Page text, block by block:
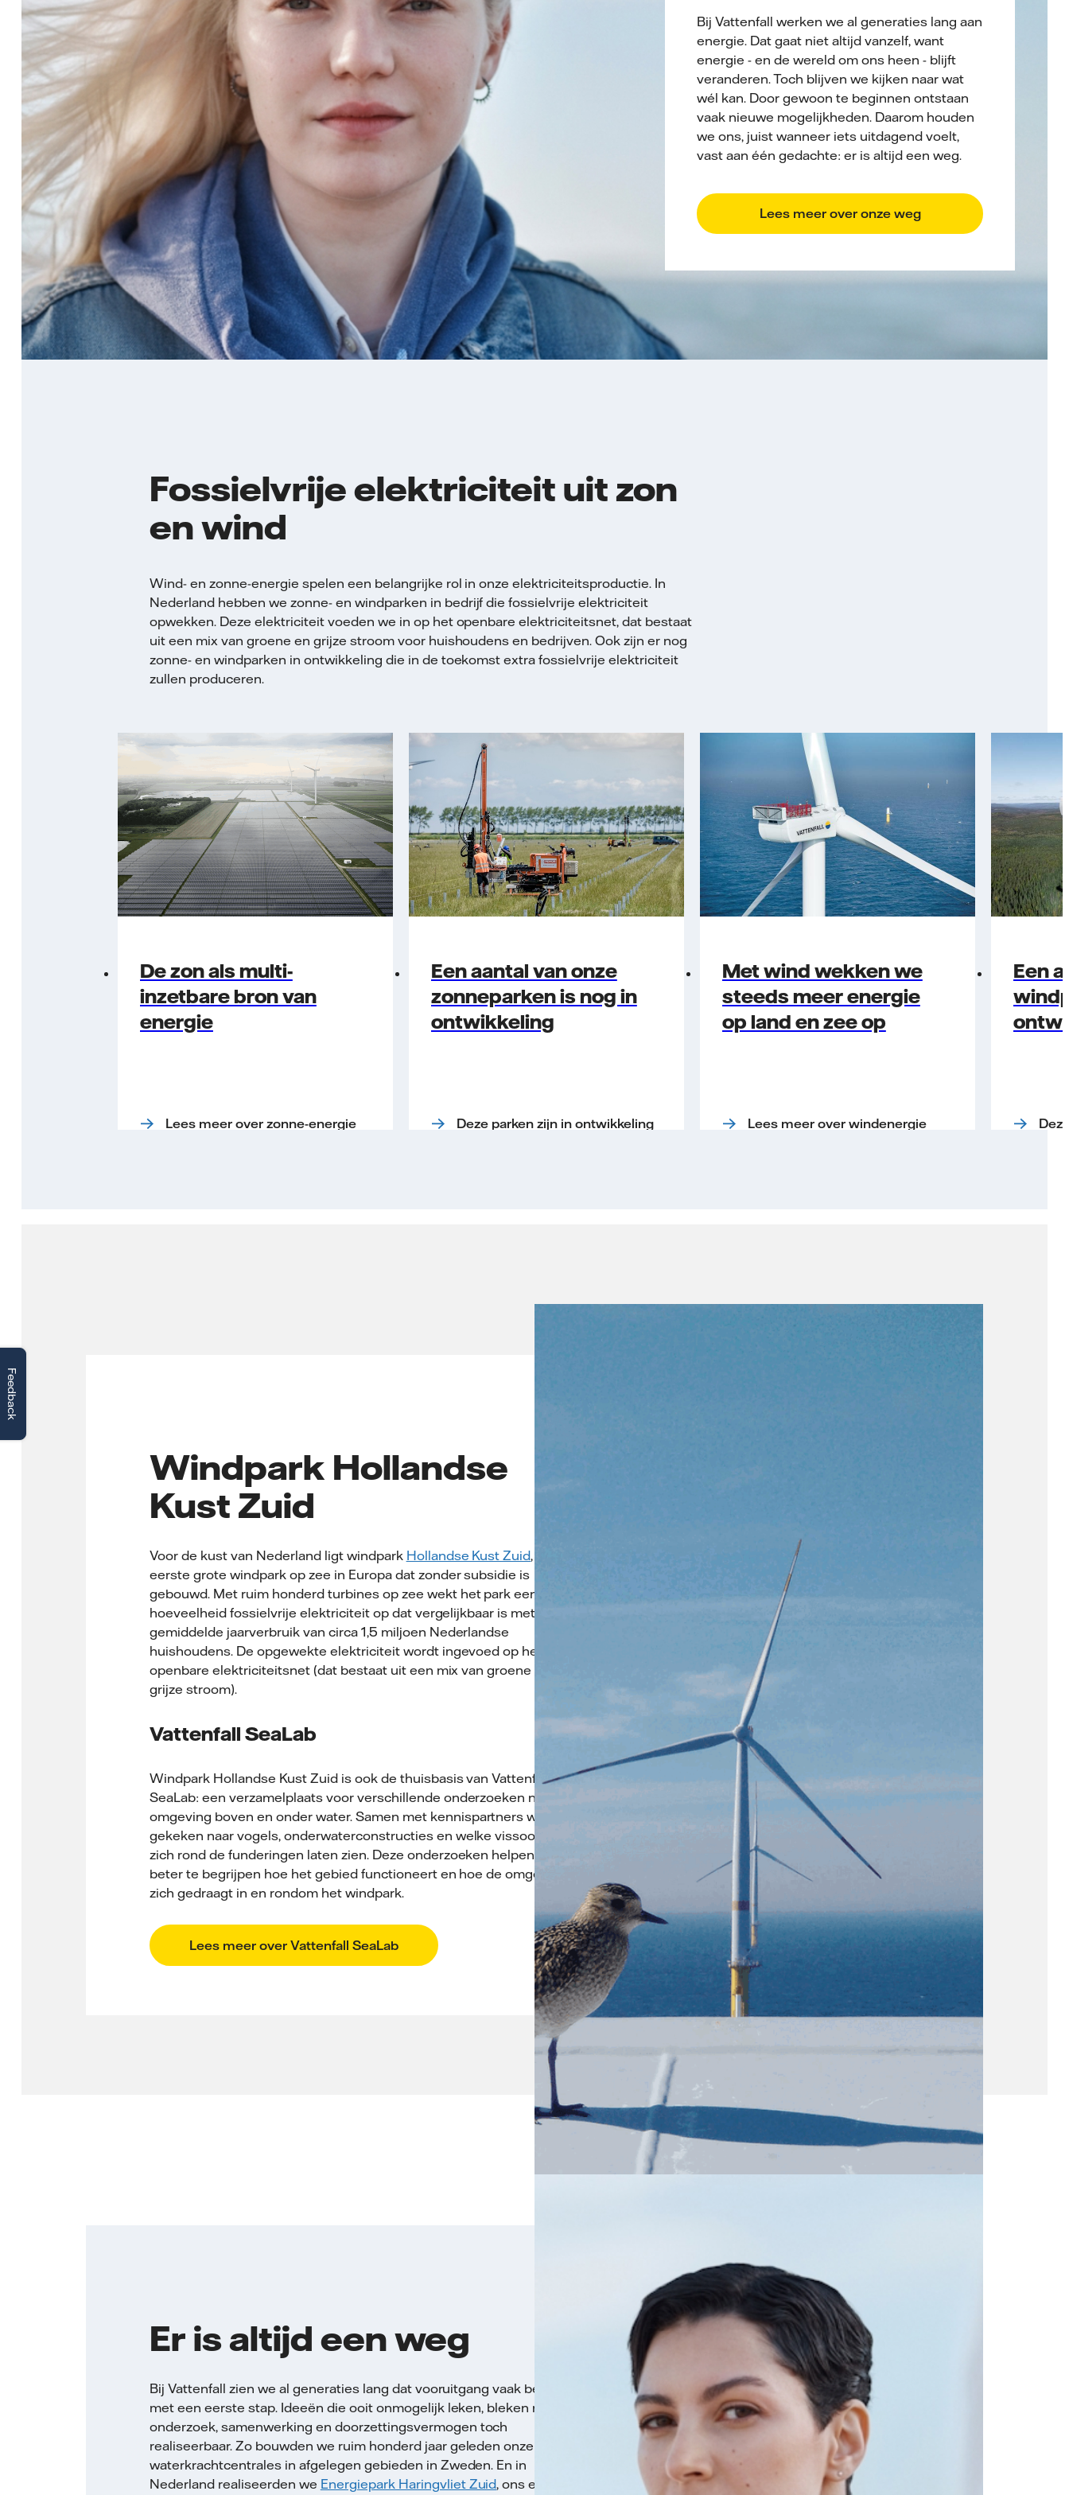
Bij Vattenfall werken we al generaties lang aan
energie. Dat gaat niet altijd vanzelf, want
energie - en de wereld om ons heen - blijft
veranderen. Toch blijven we kijken naar wat
wél kan. Door gewoon te beginnen ontstaan
vaak nieuwe mogelijkheden. Daarom houden
we ons, juist wanneer iets uitdagend voelt,
vast aan één gedachte: er is altijd een weg.
Lees meer over onze weg
Fossielvrije elektriciteit uit zon
en wind
Wind- en zonne-energie spelen een belangrijke rol in onze elektriciteitsproductie. In
Nederland hebben we zonne- en windparken in bedrijf die fossielvrije elektriciteit
opwekken. Deze elektriciteit voeden we in op het openbare elektriciteitsnet, dat bestaat
uit een mix van groene en grijze stroom voor huishoudens en bedrijven. Ook zijn er nog
zonne- en windparken in ontwikkeling die in de toekomst extra fossielvrije elektriciteit
zullen produceren.
De zon als multi-
inzetbare bron van
energie
Lees meer over zonne-energie
Een aantal van onze
zonneparken is nog in
ontwikkeling
Deze parken zijn in ontwikkeling
Met wind wekken we
steeds meer energie
op land en zee op
Lees meer over windenergie
Een
Windpark Hollandse
Kust Zuid
Voor de kust van Nederland ligt windpark Hollandse Kust Zuid, het
eerste grote windpark op zee in Europa dat zonder subsidie is
gebouwd. Met ruim honderd turbines op zee wekt het park een
hoeveelheid fossielvrije elektriciteit op dat vergelijkbaar is met het
gemid­delde jaarverbruik van circa 1,5 miljoen Nederlandse
huishoudens. De opgewekte elektriciteit wordt ingevoed op het
openbare elektriciteitsnet (dat bestaat uit een mix van groene en
grijze stroom).
Vattenfall SeaLab
Windpark Hollandse Kust Zuid is ook de thuisbasis van Vattenfall
SeaLab: een verzamelplaats voor verschillende onderzoeken naar de
omgeving boven en onder water. Samen met kennis­partners wordt
gekeken naar vogels, onderwater­constructies en welke vissoorten
zich rond de funderingen laten zien. Deze onderzoeken helpen om
beter te begrijpen hoe het gebied functioneert en hoe de omgeving
zich gedraagt in en rondom het windpark.
Lees meer over Vattenfall SeaLab
Er is altijd een weg
Bij Vattenfall zien we al generaties lang dat vooruitgang vaak begint
met een eerste stap. Ideeën die ooit onmogelijk leken, bleken na
onderzoek, samenwerking en doorzettingsvermogen toch
realiseerbaar. Zo bouwden we ruim honderd jaar geleden onze eerste
waterkrachtcentrales in afgelegen gebieden in Zweden. En in
Nederland realiseerden we Energiepark Haringvliet Zuid, ons eerste
Feedback